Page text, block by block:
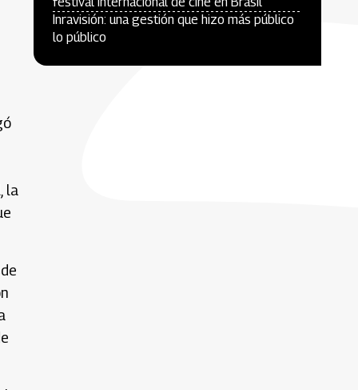
la
Inravisión: una gestión que hizo más público
lo público